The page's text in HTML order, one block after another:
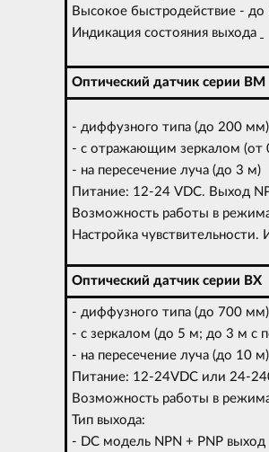
Высокое быстродействие - до
Индикация состояния выхода
Оптический датчик серии BM
- диффузного типа (до 200 мм)
- с отражающим зеркалом (от
- на пересечение луча (до 3 м)
Питание: 12-24 VDC. Выход
Возможность работы в
Настройка
Оптический датчик серии BX
- диффузного типа (до 700 мм)
- с зеркалом (до 5 м; до 3 м с
- на пересечение луча (до 10 м)
Питание: 12-24VDC или 24-
Возможность работы в
Тип выхода:
- DC модель NPN + PNP выход